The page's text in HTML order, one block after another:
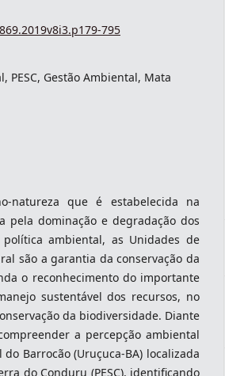
795
PESC, Gestão Ambiental, Mata
natureza que é estabelecida na
pela dominação e degradação dos
ambiental, as Unidades de
são a garantia da conservação da
o reconhecimento do importante
sustentável dos recursos, no
da biodiversidade. Diante
a percepção ambiental
Barrocão (Uruçuca-BA) localizada
do Conduru (PESC), identificando